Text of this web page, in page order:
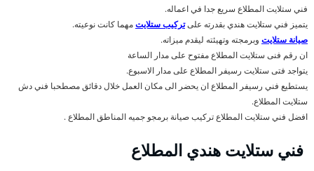
فني ستلايت المطلاع سريع جدا في اعماله.
يتميز فني ستلايت هندي بقدرته علىتركيب ستلايتمهما كانت نوعيته.
صيانة ستلايت وبرمجته وتهيئته ليقدم ميزاته.
ان رقم فنى ستلايت المطلاع مفتوح على مدار الساعة
يتواجد فتى ستلايت رسيفر المطلاع على مدار الاسبوع.
يستطيع فني رسيفر المطلاع ان يحضر الى مكان العمل خلال دقائق مصطحبا فني دش
ستلايت المطلاع.
افضل فني ستلايت المطلاع تركيب صيانة برمجو جميه المناطق المطلاع .
فني ستلايت هندي المطلاع